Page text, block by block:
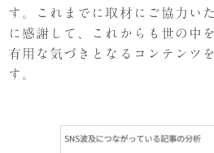
す。これまでに取材にご協力い
に感謝して、これからも世の中
有用な気づきとなるコンテンツ
す。